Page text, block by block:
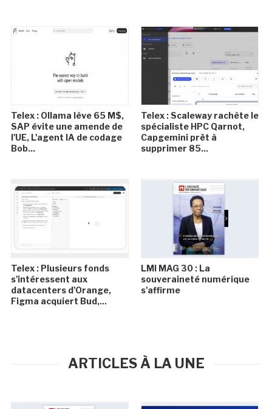
Telex : Ollama lève 65 M$,
SAP évite une amende de
l'UE, L'agent IA de codage
Bob...
Telex : Scaleway rachète le
spécialiste HPC Qarnot,
Capgemini prêt à
supprimer 85...
Telex : Plusieurs fonds
s'intéressent aux
datacenters d'Orange,
Figma acquiert Bud,...
LMI MAG 30 : La
souveraineté numérique
s'affirme
ARTICLES À LA UNE